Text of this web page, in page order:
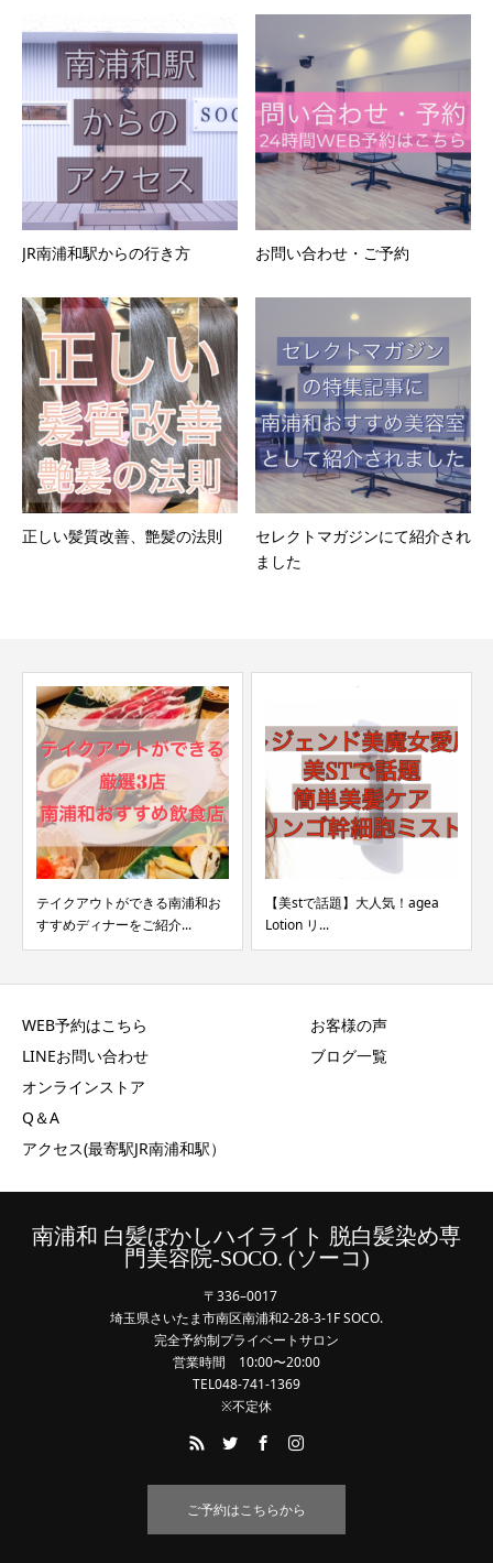
JR南浦和駅からの行き方 お問い合わせ・ご予約
正しい髪質改善、艶髪の法則
セレクトマガジンにて紹介され
ました
テイクアウトができる南浦和お
すすめディナーをご紹介...
【美stで話題】大人気！agea
Lotion リ...
WEB予約はこちら
LINEお問い合わせ
オンラインストア
Q＆A
アクセス(最寄駅JR南浦和駅）
お客様の声
ブログ一覧
南浦和 白髪ぼかしハイライト 脱白髪染め専
門美容院-SOCO. (ソーコ)
〒336–0017
埼玉県さいたま市南区南浦和2-28-3-1F SOCO.
完全予約制プライベートサロン
営業時間 10:00〜20:00
TEL048-741-1369
※不定休
ご予約はこちらから